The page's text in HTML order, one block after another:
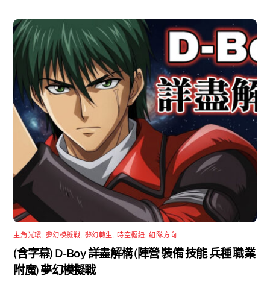
主角光環 夢幻模擬戰 夢幻轉生 時空樞紐 ,組隊方向
(含字幕) D-Boy 詳盡解構 (陣營 裝備 技能 兵種 職業
附魔) 夢幻模擬戰